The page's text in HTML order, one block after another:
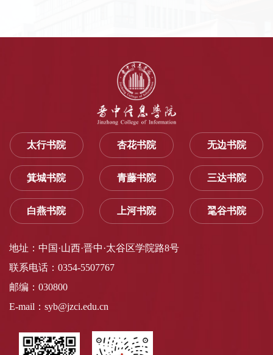
太行书院 杏花书院 无边书院
箕城书院 青藤书院 三达书院
白燕书院 上河书院 毣谷书院
地址：中国·山西·晋中·太谷区学院路8号
联系电话：0354-5507767
邮编：030800
E-mail：syb@jzci.edu.cn